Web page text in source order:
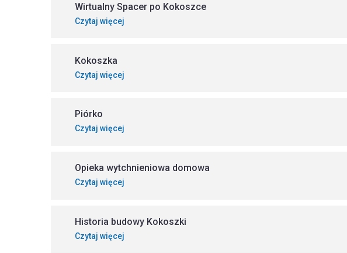
Wirtualny Spacer po Kokoszce
Czytaj więcej
Kokoszka
Czytaj więcej
Piórko
Czytaj więcej
Opieka wytchnieniowa domowa
Czytaj więcej
Historia budowy Kokoszki
Czytaj więcej